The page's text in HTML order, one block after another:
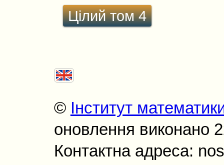
Цілий том 4
© Інститут
оновлення виконано
Контактна адреса: